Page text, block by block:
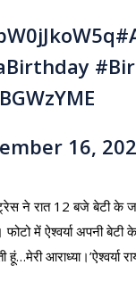
16,
ने रात 12 बजे बेटी के
फोटो में ऐश्वर्या अपनी
आराध्या।’ऐश्वर्या